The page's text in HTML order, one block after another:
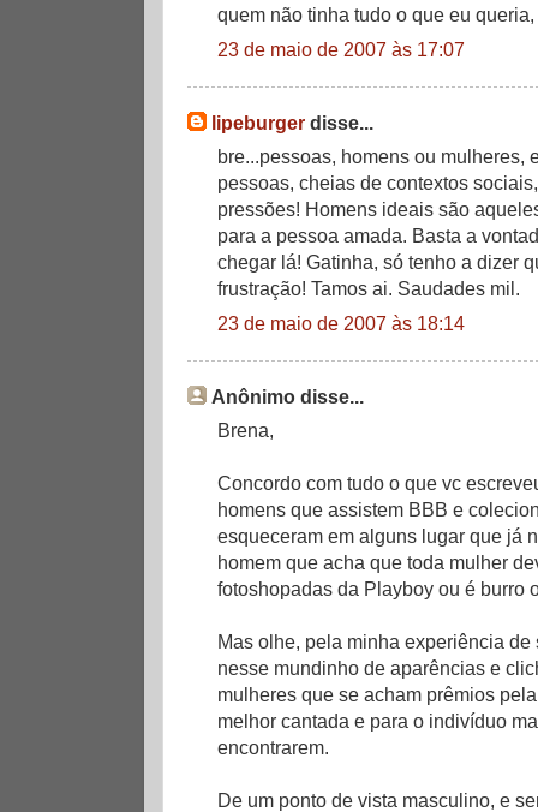
quem não tinha tudo o que eu
23 de maio de 2007 às 17:07
lipeburger disse...
bre...pessoas, homens ou mulheres,
pessoas, cheias de contextos
pressões! Homens ideais são
para a pessoa amada. Basta a
chegar lá! Gatinha, só tenho a dizer
frustração! Tamos ai. Saudades mil.
23 de maio de 2007 às 18:14
Anônimo disse...
Brena,
Concordo com tudo o que vc
homens que assistem BBB e
esqueceram em alguns lugar que já
homem que acha que toda mulher
fotoshopadas da Playboy ou é burro
Mas olhe, pela minha experiência
nesse mundinho de aparências e
mulheres que se acham prêmios
melhor cantada e para o indivíduo
encontrarem.
De um ponto de vista masculino, e